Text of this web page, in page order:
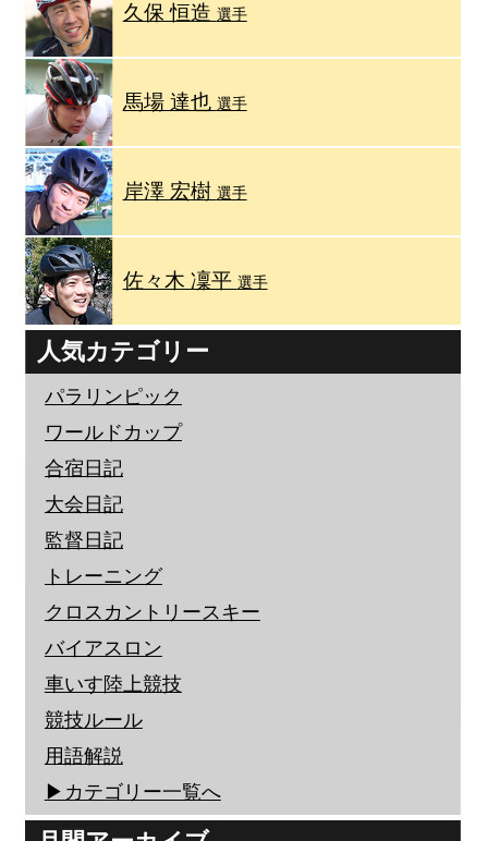
久保 恒造 選手
馬場 達也 選手
岸澤 宏樹 選手
佐々木 凜平 選手
人気カテゴリー
パラリンピック
ワールドカップ
合宿日記
大会日記
監督日記
トレーニング
クロスカントリースキー
バイアスロン
車いす陸上競技
競技ルール
用語解説
▶︎カテゴリー一覧へ